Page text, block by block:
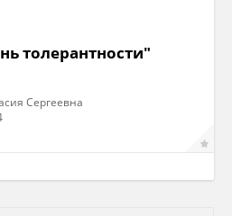
толерантности"
Сергеевна